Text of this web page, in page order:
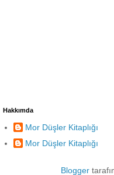
Hakkımda
Mor Düşler Kitaplığı
Mor Düşler Kitaplığı
Blogger